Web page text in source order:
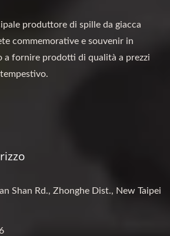
produttore di spille da giacca
commemorative e souvenir in
a fornire prodotti di qualità a prezzi
Shan Rd., Zhonghe Dist., New Taipei